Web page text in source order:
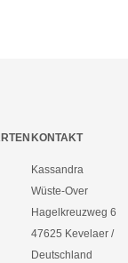
KONTAKT
Kassandra
Wüste-Over
Hagelkreuzweg 6
47625 Kevelaer /
Deutschland